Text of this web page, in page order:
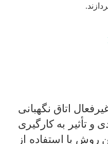
اتاق نگهبانی
تأثیر به کارگیری
روش با استفاده از